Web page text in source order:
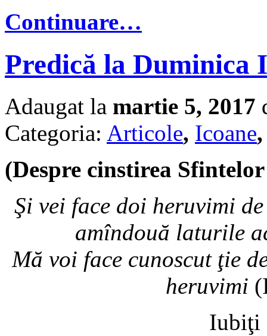
Continuare…
Predică la Duminica
Adaugat la martie 5, 2017
Categoria: Articole, Icoane
(Despre cinstirea
Şi vei face doi heruvimi
amîndouă laturile
Mă voi face cunoscut ţie
heruvimi
Iubiţi